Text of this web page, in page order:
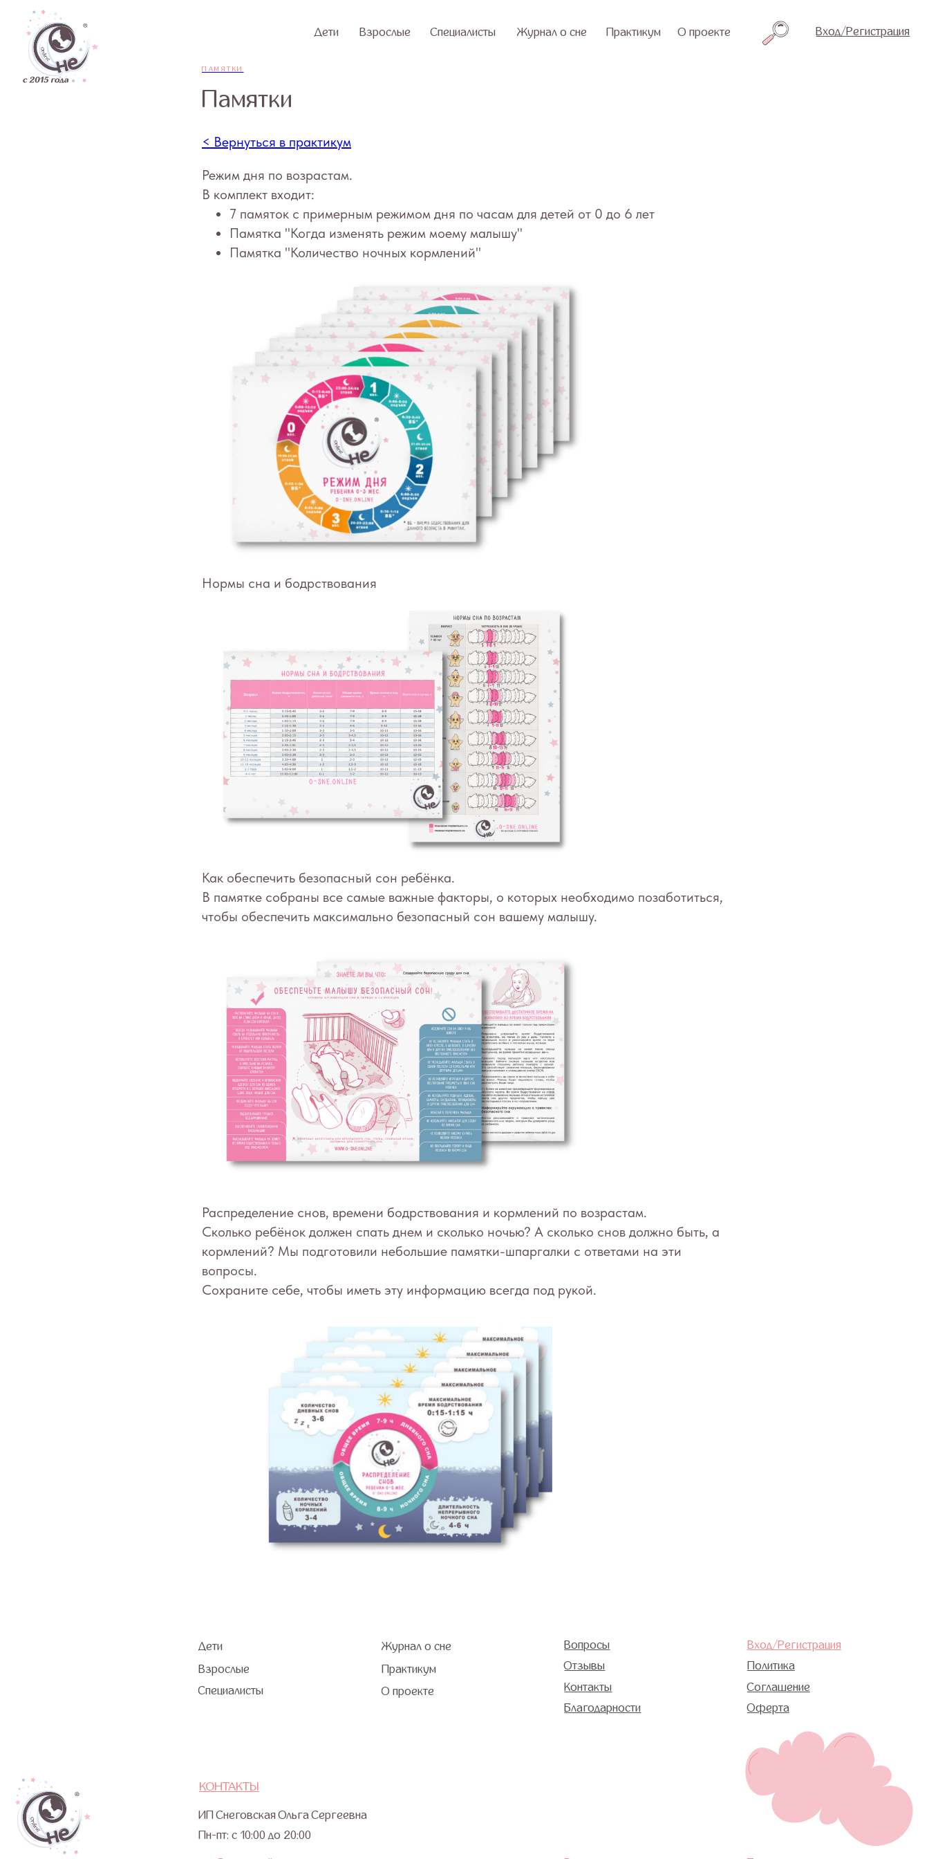
Взрослые Специалисты Журнал о сне Практикум Вход/Регистрация
О проекте
ПАМЯТКИ
Памятки
< Вернуться в практикум
Режим дня по возрастам.
В комплект входит:
7 памяток с примерным режимом дня по часам для детей от 0 до 6 лет
Памятка "Когда изменять режим моему малышу"
Памятка "Количество ночных кормлений"
Нормы сна и бодрствования
Как обеспечить безопасный сон ребёнка.
В памятке собраны все самые важные факторы, о которых необходимо позаботиться,
чтобы обеспечить максимально безопасный сон вашему малышу.
Распределение снов, времени бодрствования и кормлений по возрастам.
Сколько ребёнок должен спать днем и сколько ночью? А сколько снов должно быть, а
кормлений? Мы подготовили небольшие памятки-шпаргалки с ответами на эти
вопросы.
Сохраните себе, чтобы иметь эту информацию всегда под рукой.
Журнал о сне
Практикум
О проекте
Вопросы
Отзывы
Контакты
Благодарности
+7 (903) 011-73-03
sos@o-sne.online
Все права на материалы портала o-sne.online защищены законом об интеллектуальной собственности. Использование материалов портала o-sne.online возможно только с письменного разрешения автора
Материалы, представленные на этом сайте, носят исключительно информационно-образовательный характер и не применимы к детям, имеющим проблемы с развитием или здоровьем. А также не могут
рассматриваться как медицинские рекомендации по диагностике и лечению. Все публикации, видео, советы и консультации не являются медицинскими, не могут отменить или заменить назначений врача
и применимы к детям, признанным наблюдающими их врачами здоровыми.
Портал o-sne.online не несёт ответственности за неверное толкование, ошибочное или некорректное использование советов и/или материалов, представленных на сайте или данных в процессе
консультаций. Если состояние здоровья вашего ребёнка вызывает у вас беспокойство, наблюдаются проблемы сна, являющиеся симптомом какого-либо заболевания, незамедлительно обратитесь к врачу!